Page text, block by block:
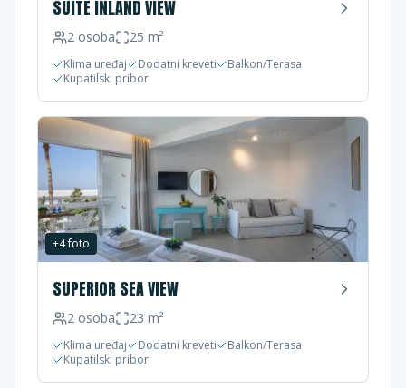
SUITE INLAND VIEW
2 osoba 25 m²
Klima uređaj Dodatni kreveti
Balkon/Terasa
Kupatilski pribor
+4foto
SUPERIOR SEA VIEW
2 osoba 23 m²
Klima uređaj Dodatni kreveti
Balkon/Terasa
Kupatilski pribor